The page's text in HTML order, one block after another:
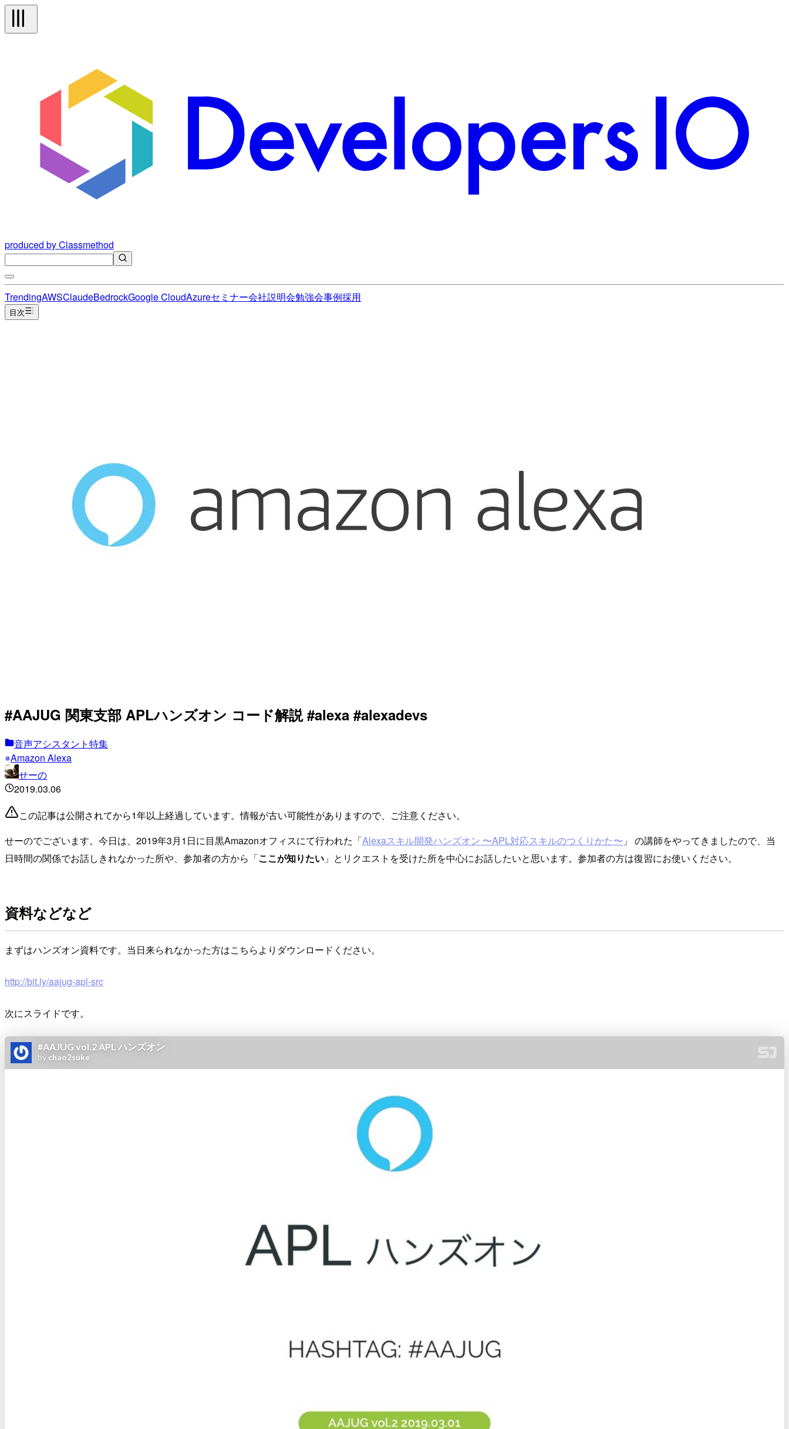
produced by Classmethod
TrendingAWSClaudeBedrockGoogle CloudAzureセミナー会社説明会勉強会事例採用
目次
#AAJUG 関東支部 APLハンズオン コード解説 #alexa #alexadevs
音声アシスタント特集
Amazon Alexa
せーの
2019.03.06
この記事は公開されてから1年以上経過しています。情報が古い可能性がありますので、ご注意ください。
せーのでございます。今日は、2019年3月1日に目黒Amazonオフィスにて行われた「Alexaスキル開発ハンズオン 〜APL対応スキルのつくりかた〜 」 の講師をやってきましたので、当
日時間の関係でお話しきれなかった所や、参加者の方から「ここが知りたい 」とリクエストを受けた所を中心にお話したいと思います。参加者の方は復習にお使いください。
資料などなど
まずはハンズオン資料です。当日来られなかった方はこちらよりダウンロードください。
http://bit.ly/aajug-apl-src
次にスライドです。